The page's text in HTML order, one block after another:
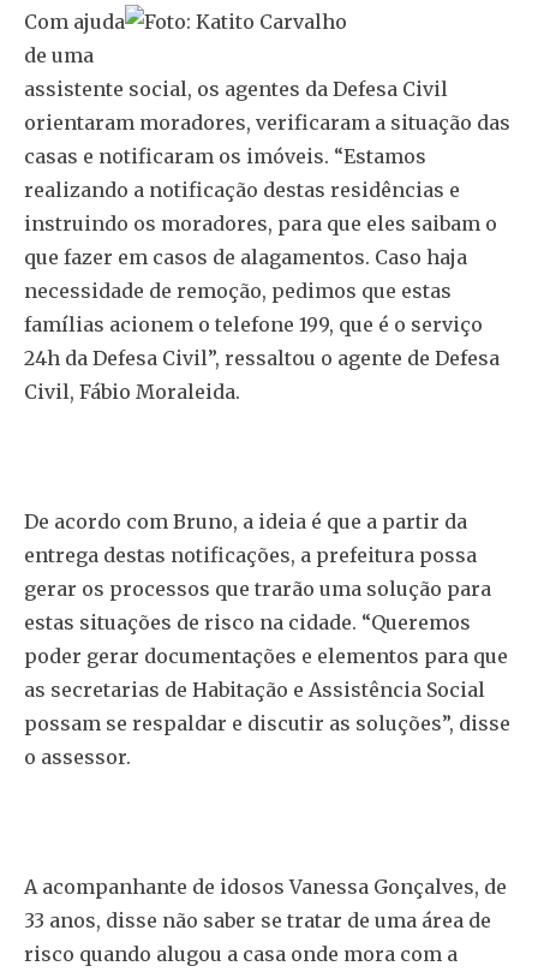
Com ajuda
de uma
assistente social, os agentes da Defesa Civil
orientaram moradores, verificaram a situação das
casas e notificaram os imóveis. “Estamos
realizando a notificação destas residências e
instruindo os moradores, para que eles saibam o
que fazer em casos de alagamentos. Caso haja
necessidade de remoção, pedimos que estas
famílias acionem o telefone 199, que é o serviço
24h da Defesa Civil”, ressaltou o agente de Defesa
Civil, Fábio Moraleida.
De acordo com Bruno, a ideia é que a partir da
entrega destas notificações, a prefeitura possa
gerar os processos que trarão uma solução para
estas situações de risco na cidade. “Queremos
poder gerar documentações e elementos para que
as secretarias de Habitação e Assistência Social
possam se respaldar e discutir as soluções”, disse
o assessor.
A acompanhante de idosos Vanessa Gonçalves, de
33 anos, disse não saber se tratar de uma área de
risco quando alugou a casa onde mora com a